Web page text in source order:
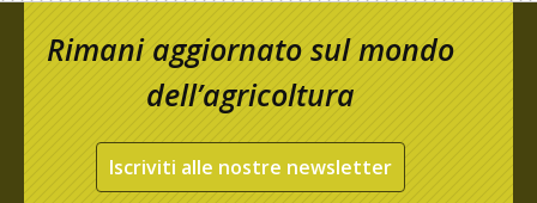
Rimani aggiornato sul mondo
dell’agricoltura
Iscriviti alle nostre newsletter